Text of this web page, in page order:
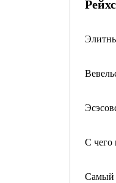
С чего
Самый